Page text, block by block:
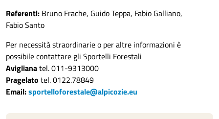
Referenti: Bruno Frache, Guido Teppa, Fabio Galliano,
Fabio Santo
Per necessità straordinarie o per altre informazioni è
possibile contattare gli Sportelli Forestali
Aviglianatel. 011-9313000
Pragelato tel. 0122.78849
Email:sportelloforestale@alpicozie.eu